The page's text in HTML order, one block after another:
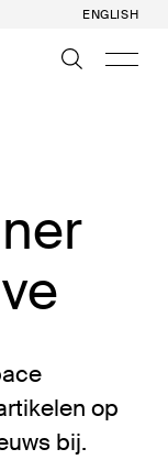
ENGLISH
op
bij.